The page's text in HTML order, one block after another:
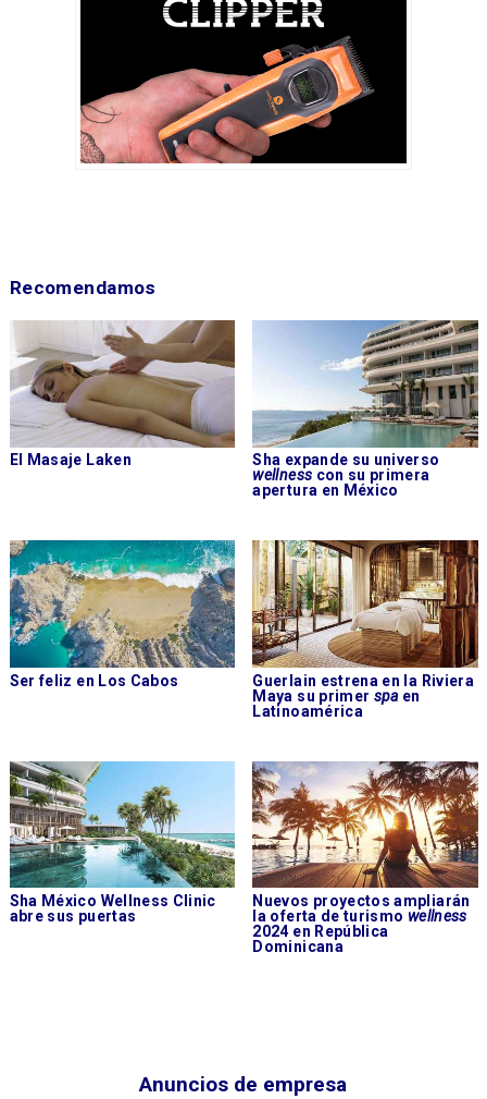
Recomendamos
El Masaje Laken
Sha expande su universo
wellness con su primera
apertura en México
Ser feliz en Los Cabos
Guerlain estrena en la Riviera
Maya su primer spa en
Latinoamérica
Sha México Wellness Clinic
abre sus puertas
Nuevos proyectos ampliarán
la oferta de turismo wellness
2024 en República
Dominicana
Anuncios de empresa